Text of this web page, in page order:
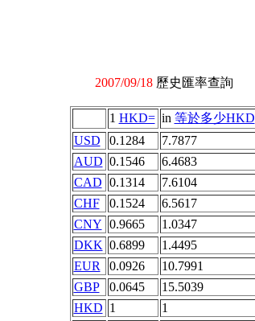
2007/09/18 歷史匯率查詢
1 HKD= in 等於多少HKD
USD
0.1284
7.7877
AUD 0.1546
6.4683
CAD 0.1314
7.6104
CHF
0.1524
6.5617
CNY 0.9665
1.0347
DKK 0.6899
1.4495
EUR
0.0926
10.7991
GBP
0.0645
15.5039
HKD 1
1